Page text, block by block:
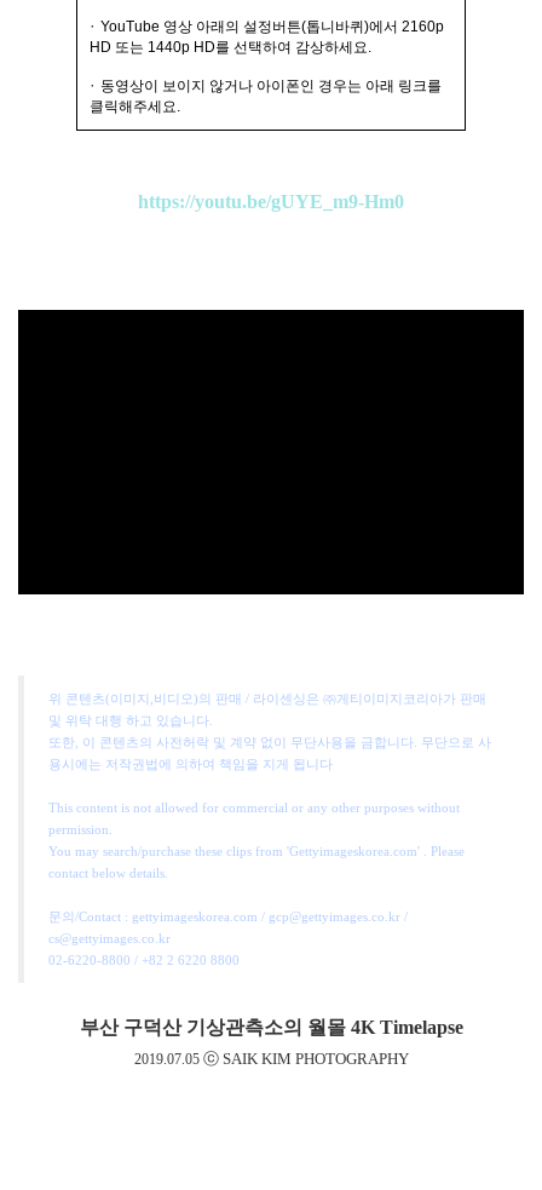
· YouTube 영상 아래의 설정버튼(톱니바퀴)에서 2160p
HD 또는 1440p HD를 선택하여 감상하세요.
· 동영상이 보이지 않거나 아이폰인 경우는 아래 링크를
클릭해주세요.
https://youtu.be/gUYE_m9-Hm0
위 콘텐츠(이미지,비디오)의 판매 / 라이센싱은 ㈜게티이미지코리아가 판매
및 위탁 대행 하고 있습니다.
또한, 이 콘텐츠의 사전허락 및 계약 없이 무단사용을 금합니다. 무단으로 사
용시에는 저작권법에 의하여 책임을 지게 됩니다
This content is not allowed for commercial or any other purposes without
permission.
You may search/purchase these clips from 'Gettyimageskorea.com' . Please
contact below details.
문의/Contact : gettyimageskorea.com / gcp@gettyimages.co.kr /
cs@gettyimages.co.kr
02-6220-8800 / +82 2 6220 8800
부산 구덕산 기상관측소의 월몰4K Timelapse
2019.07.05 ⓒ SAIK KIM PHOTOGRAPHY